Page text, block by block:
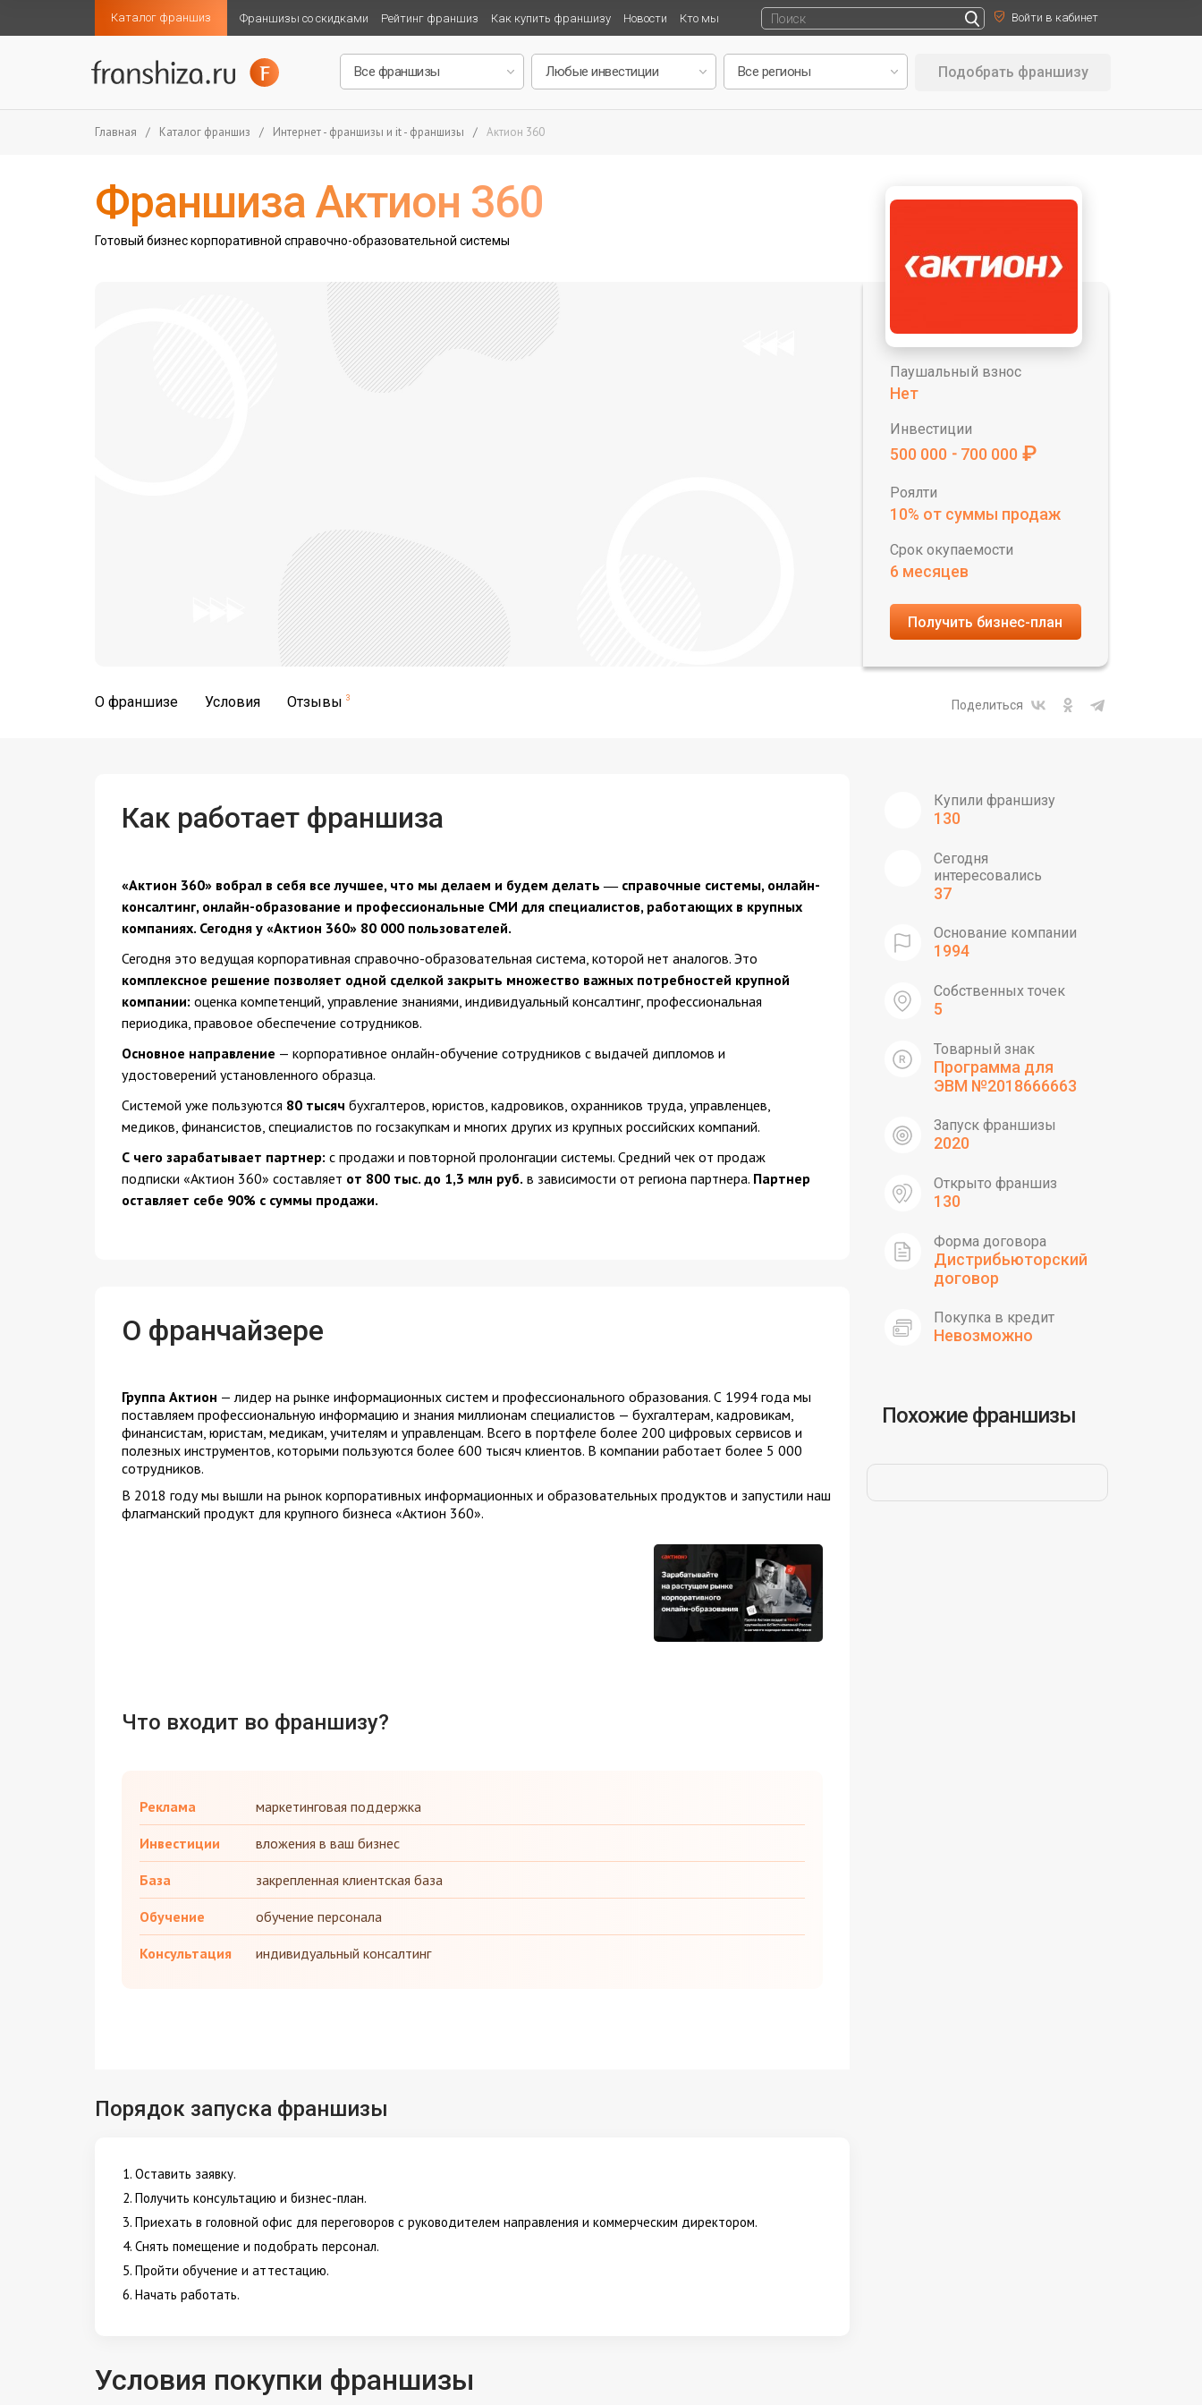
Каталог франшиз Франшизы со скидками Рейтинг франшиз Как купить франшизу Новости Кто мы Войти в кабинет
Подобрать франшизу
Главная / Каталог франшиз / Интернет - франшизы и it - франшизы / Актион 360
Франшиза Актион 360
Готовый бизнес корпоративной справочно-образовательной системы
Паушальный взнос
Нет
Инвестиции
500 000 - 700 000 ₽
Роялти
10% от суммы продаж
Срок окупаемости
6 месяцев
Получить бизнес-план
О франшизе Условия Отзывы 3 Поделиться
Как работает франшиза
«Актион 360» вобрал в себя все лучшее, что мы делаем и будем делать ― справочные системы, онлайн-
консалтинг, онлайн-образование и профессиональные СМИ для специалистов, работающих в крупных
компаниях. Сегодня у «Актион 360» 80 000 пользователей.
Сегодня это ведущая корпоративная справочно-образовательная система, которой нет аналогов. Это
комплексное решение позволяет одной сделкой закрыть множество важных потребностей крупной
компании: оценка компетенций, управление знаниями, индивидуальный консалтинг, профессиональная
периодика, правовое обеспечение сотрудников.
Основное направление — корпоративное онлайн-обучение сотрудников с выдачей дипломов и
удостоверений установленного образца.
Системой уже пользуются 80 тысяч бухгалтеров, юристов, кадровиков, охранников труда, управленцев,
медиков, финансистов, специалистов по госзакупкам и многих других из крупных российских компаний.
С чего зарабатывает партнер: с продажи и повторной пролонгации системы. Средний чек от продаж
подписки «Актион 360» составляет от 800 тыс. до 1,3 млн руб. в зависимости от региона партнера. Партнер
оставляет себе 90% с суммы продажи.
О франчайзере
Группа Актион — лидер на рынке информационных систем и профессионального образования. С 1994 года мы
поставляем профессиональную информацию и знания миллионам специалистов — бухгалтерам, кадровикам,
финансистам, юристам, медикам, учителям и управленцам. Всего в портфеле более 200 цифровых сервисов и
полезных инструментов, которыми пользуются более 600 тысяч клиентов. В компании работает более 5 000
сотрудников.
В 2018 году мы вышли на рынок корпоративных информационных и образовательных продуктов и запустили наш
флагманский продукт для крупного бизнеса «Актион 360».
Что входит во франшизу?
Реклама маркетинговая поддержка
Инвестиции вложения в ваш бизнес
База закрепленная клиентская база
Обучение обучение персонала
Консультация индивидуальный консалтинг
Порядок запуска франшизы
Оставить заявку.
Получить консультацию и бизнес-план.
Приехать в головной офис для переговоров с руководителем направления и коммерческим директором.
Снять помещение и подобрать персонал.
Пройти обучение и аттестацию.
Начать работать.
Условия покупки франшизы
Купили франшизу
130
Сегодня
интересовались
37
Основание компании
1994
Собственных точек
5
Товарный знак
Программа для
ЭВМ №2018666663
Запуск франшизы
2020
Открыто франшиз
130
Форма договора
Дистрибьюторский
договор
Покупка в кредит
Невозможно
Похожие франшизы